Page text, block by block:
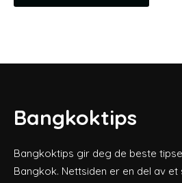
Bangkoktips
Bangkoktips gir deg de beste
Bangkok. Nettsiden er en del av